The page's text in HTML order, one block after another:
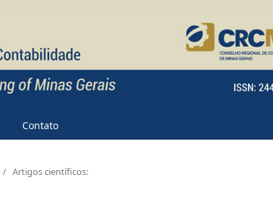
Contato
/ Artigos científicos: